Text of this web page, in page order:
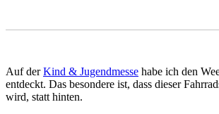
Auf derKind & Jugendmesse habe ich den
entdeckt. Das besondere ist, dass dieser
wird, statt hinten.